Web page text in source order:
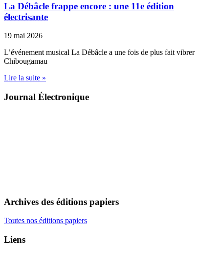
La Débâcle frappe encore : une 11e édition
électrisante
19 mai 2026
L’événement musical La Débâcle a une fois de plus fait vibrer
Chibougamau
Lire la suite »
Journal Électronique
Archives des éditions papiers
Toutes nos éditions papiers
Liens